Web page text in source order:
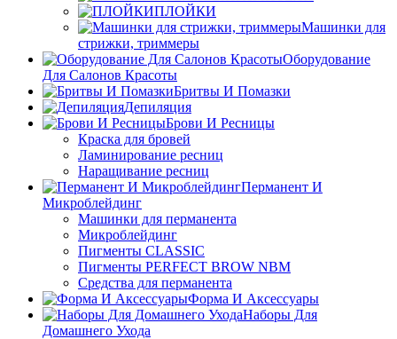
ПЛОЙКИ
Машинки для
стрижки, триммеры
Оборудование
Для Салонов Красоты
Бритвы И Помазки
Депиляция
Брови И Ресницы
Краска для бровей
Ламинирование ресниц
Наращивание ресниц
Перманент И
Микроблейдинг
Машинки для перманента
Микроблейдинг
Пигменты CLASSIC
Пигменты PERFECT BROW NBM
Средства для перманента
Форма И Аксессуары
Наборы Для
Домашнего Ухода